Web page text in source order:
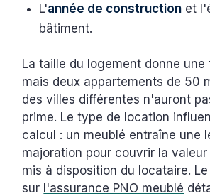
L'année de construction et
bâtiment.
La taille du logement donne une
mais deux appartements de 50
des villes différentes n'auront
prime. Le type de location
calcul : un meublé entraîne une
majoration pour couvrir la
mis à disposition du locataire.
sur l'assurance PNO meublé